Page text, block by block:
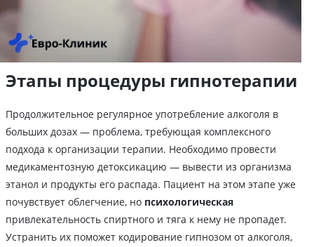
Этапы процедуры гипнотерапии
Продолжительное регулярное употребление алкоголя в
больших дозах — проблема, требующая комплексного
подхода к организации терапии. Необходимо провести
медикаментозную детоксикацию — вывести из организма
этанол и продукты его распада. Пациент на этом этапе уже
почувствует облегчение, но психологическая
привлекательность спиртного и тяга к нему не пропадет.
Устранить их поможет кодирование гипнозом от алкоголя,